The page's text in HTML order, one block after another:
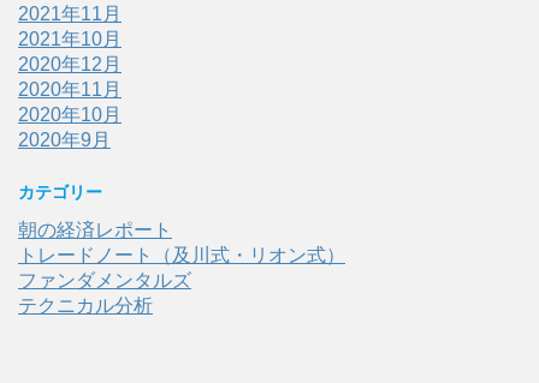
2021年11月
2021年10月
2020年12月
2020年11月
2020年10月
2020年9月
カテゴリー
朝の経済レポート
トレードノート（及川式・リオン式）
ファンダメンタルズ
テクニカル分析